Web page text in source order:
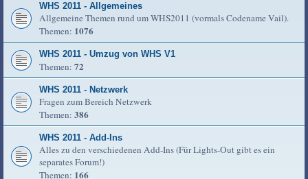
WHS 2011 - Allgemeines
Allgemeine Themen rund um WHS2011 (vormals Codename Vail).
Themen: 1076
WHS 2011 - Umzug von WHS V1
Themen: 72
WHS 2011 - Netzwerk
Fragen zum Bereich Netzwerk
Themen: 386
WHS 2011 - Add-Ins
Alles zu den verschiedenen Add-Ins (Für Lights-Out gibt es ein
separates Forum!)
Themen: 166